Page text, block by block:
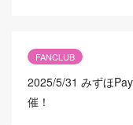
FANCLUB
2025/5/31 みずほ
催！